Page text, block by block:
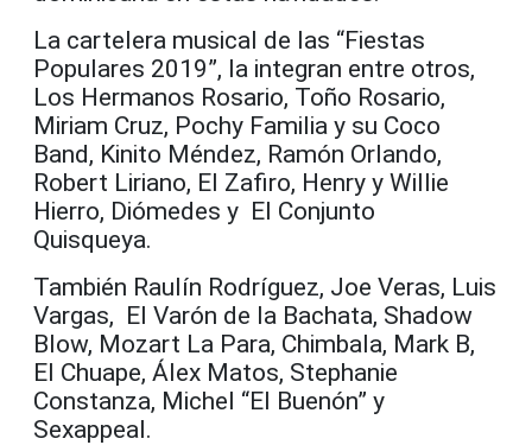
La cartelera musical de las “Fiestas
Populares 2019”, la integran entre otros,
Los Hermanos Rosario, Toño Rosario,
Miriam Cruz, Pochy Familia y su Coco
Band, Kinito Méndez, Ramón Orlando,
Robert Liriano, El Zafiro, Henry y Willie
Hierro, Diómedes y El Conjunto
Quisqueya.
También Raulín Rodríguez, Joe Veras, Luis
Vargas, El Varón de la Bachata, Shadow
Blow, Mozart La Para, Chimbala, Mark B,
El Chuape, Álex Matos, Stephanie
Constanza, Michel “El Buenón” y
Sexappeal.